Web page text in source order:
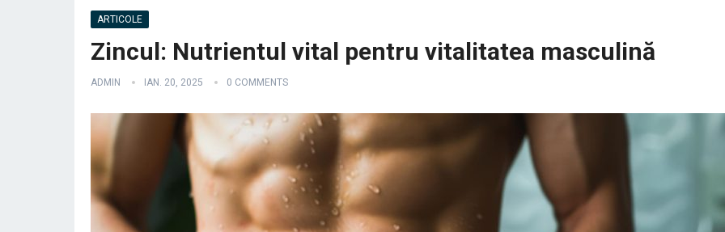
ARTICOLE
Zincul: Nutrientul vital pentru vitalitatea masculină
ADMIN IAN. 20, 2025 0 COMMENTS